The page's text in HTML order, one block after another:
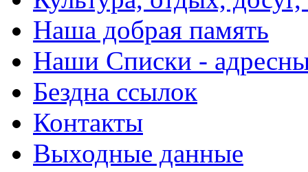
Наша добрая память
Наши Списки -
Бездна ссылок
Контакты
Выходные данные